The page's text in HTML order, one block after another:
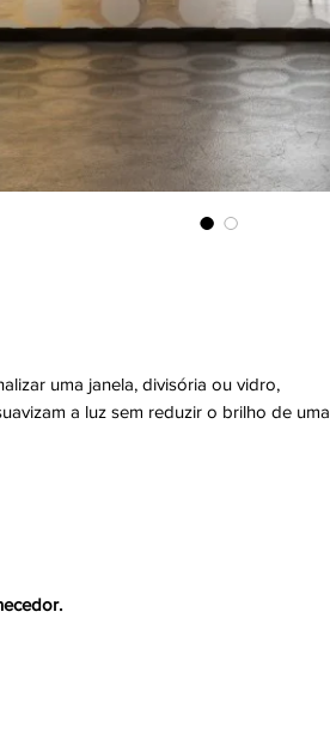
uma janela, divisória ou vidro,
a luz sem reduzir o brilho de uma